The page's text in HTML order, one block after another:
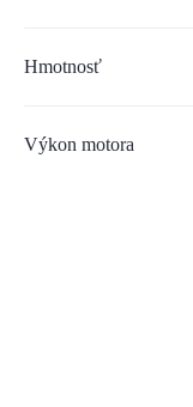
KONTAKTY
Hmotnosť
Výkon motora